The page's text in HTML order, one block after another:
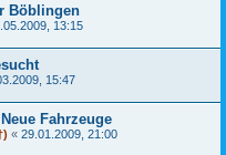
Böblingen
13:15
15:47
Fahrzeuge
« 29.01.2009, 21:00